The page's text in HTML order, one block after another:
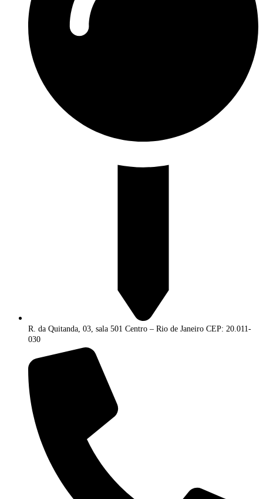
R. da Quitanda, 03, sala 501 Centro – Rio de Janeiro CEP: 20.011-
030